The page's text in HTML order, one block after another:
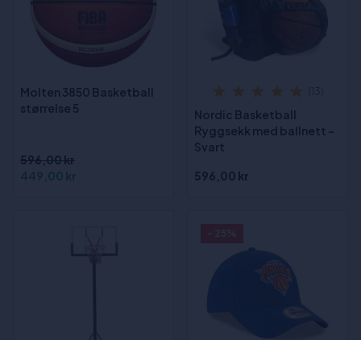
Molten 3850 Basketball
størrelse 5
596,00 kr
449,00 kr
Nordic Basketball
Ryggsekk med ballnett -
Svart
596,00 kr